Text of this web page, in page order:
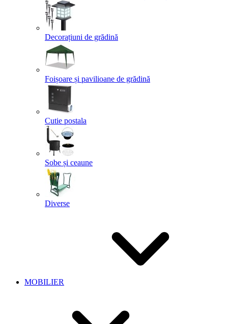
Decorațiuni de grădină
Foișoare și pavilioane de grădină
Cutie postala
Sobe și ceaune
Diverse
MOBILIER